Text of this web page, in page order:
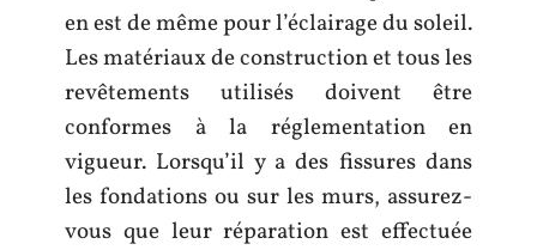
en est de même pour l’éclairage du soleil.
Les matériaux de construction et tous les
revêtements utilisés doivent être
conformes à la réglementation en
vigueur. Lorsqu’il y a des fissures dans
les fondations ou sur les murs, assurez-
vous que leur réparation est effectuée